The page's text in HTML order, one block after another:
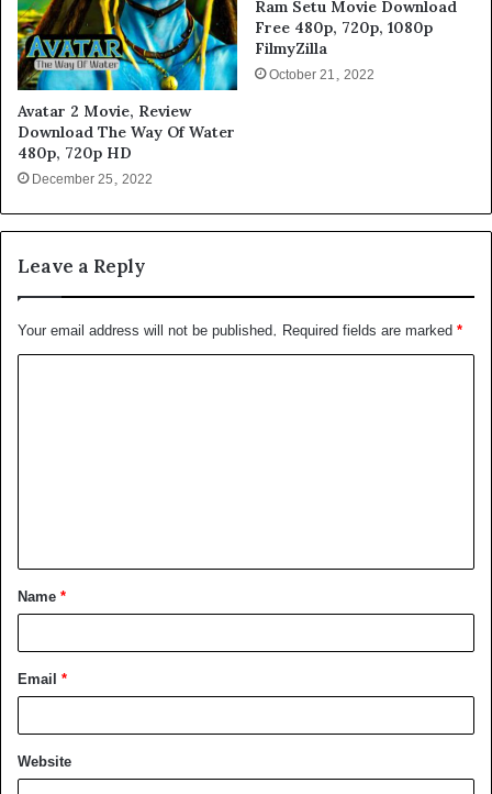
Avatar 2 Movie, Review
Download The Way Of Water
480p, 720p HD
December 25, 2022
Ram Setu Movie Download
Free 480p, 720p, 1080p
FilmyZilla
October 21, 2022
Leave a Reply
Your email address will not be published. Required fields are marked *
t
*
Name *
Email *
Website